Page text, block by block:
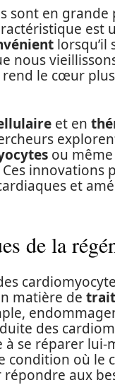
sont en grande
est
lorsqu’il
nous
le cœur
et en
ou
Ces
et
de la
matière de
des
à se réparer
condition où le
aux